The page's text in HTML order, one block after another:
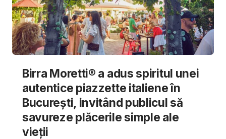
Birra Moretti® a adus spiritul unei
autentice piazzette italiene în
București, invitând publicul să
savureze plăcerile simple ale
vieții